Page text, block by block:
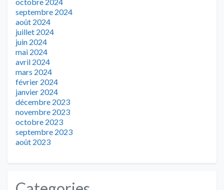
septembre 2024
août 2024
juillet 2024
juin 2024
mai 2024
avril 2024
mars 2024
février 2024
janvier 2024
décembre 2023
novembre 2023
octobre 2023
septembre 2023
août 2023